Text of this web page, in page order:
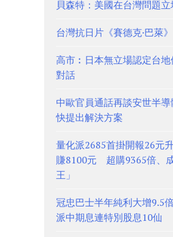
貝森特：美國在台灣問題
台灣抗日片《賽德克·巴萊
高市︰日本無立場認定台
對話
中歐官員通話再談安世半
快提出解決方案
量化派2685首掛開報26元
賺8100元 超購9365倍、
王」
冠忠巴士半年純利大增9.5
派中期息連特別股息10仙